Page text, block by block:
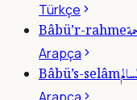
Türkçe
Bâbü’r-rahme
Arapça
Bâbü’s-selâm